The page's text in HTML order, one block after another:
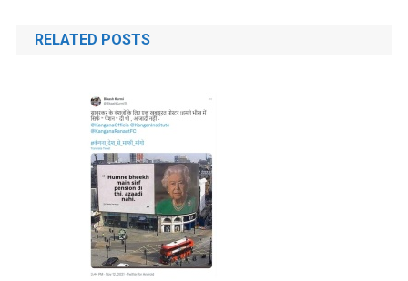
नेविगेशन
RELATED POSTS